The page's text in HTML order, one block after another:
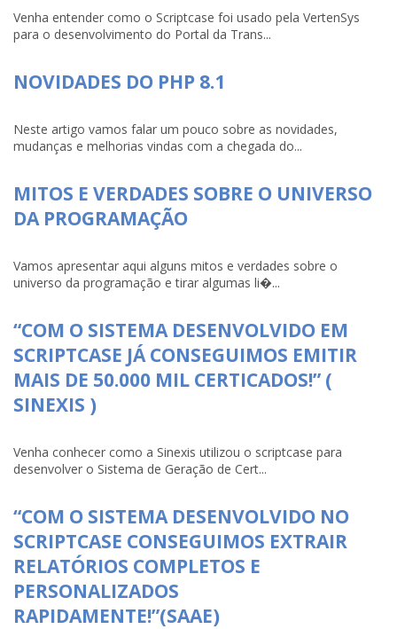
Venha entender como o Scriptcase foi usado pela VertenSys
para o desenvolvimento do Portal da Trans...
NOVIDADES DO PHP 8.1
Neste artigo vamos falar um pouco sobre as novidades,
mudanças e melhorias vindas com a chegada do...
MITOS E VERDADES SOBRE O UNIVERSO
DA PROGRAMAÇÃO
Vamos apresentar aqui alguns mitos e verdades sobre o
universo da programação e tirar algumas li�...
“COM O SISTEMA DESENVOLVIDO EM
SCRIPTCASE JÁ CONSEGUIMOS EMITIR
MAIS DE 50.000 MIL CERTICADOS!” (
SINEXIS )
Venha conhecer como a Sinexis utilizou o scriptcase para
desenvolver o Sistema de Geração de Cert...
“COM O SISTEMA DESENVOLVIDO NO
SCRIPTCASE CONSEGUIMOS EXTRAIR
RELATÓRIOS COMPLETOS E
PERSONALIZADOS
RAPIDAMENTE!”(SAAE)